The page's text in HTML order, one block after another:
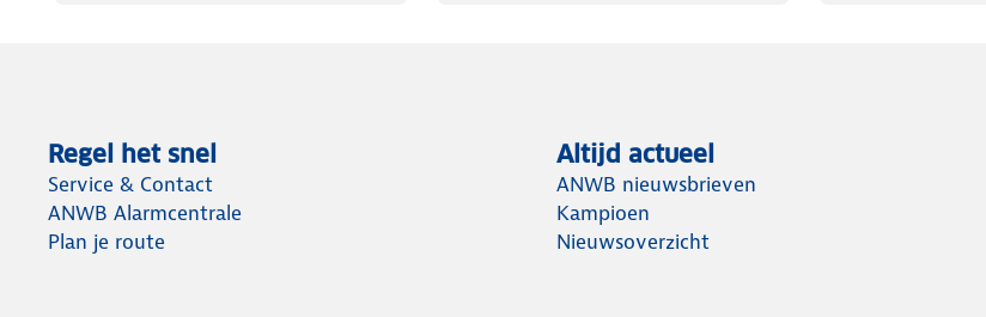
Regel het snel
Service & Contact
ANWB Alarmcentrale
Plan je route
Altijd actueel
ANWB nieuwsbrieven
Kampioen
Nieuwsoverzicht